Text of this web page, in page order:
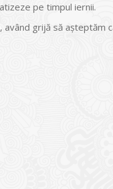
pe timpul iernii.
grijă să așteptăm